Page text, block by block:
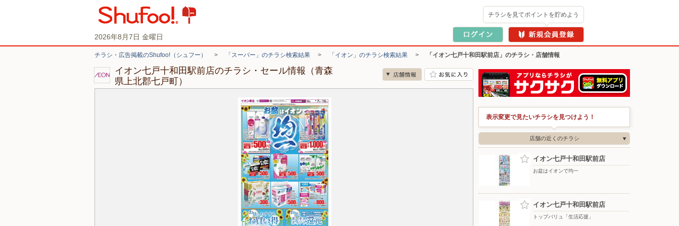
2026年8月7日 金曜日
チラシを見てポイントを貯めよう
チラシ・広告掲載のShufoo!（シュフー） > 「スーパー」のチラシ検索結果 > 「イオン」のチラシ検索結果 > 「イオン七戸十和田駅前店」のチラシ・店舗情報
イオン七戸十和田駅前店のチラシ・セール情報（青森
県上北郡七戸町）
表示変更で見たいチラシを見つけよう！
店舗の近くのチラシ
イオン七戸十和田駅前店
お盆はイオンで均一
イオン七戸十和田駅前店
トップバリュ「生活応援」